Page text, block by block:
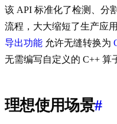
该 API 标准化了检测、分
流程，大大缩短了生产应
导出功能 允许无缝转换为
无需编写自定义的 C++ 算
理想使用场景#